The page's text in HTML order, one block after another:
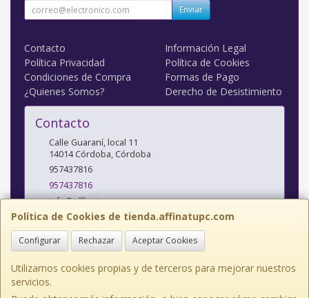
Política de Cookies de tienda.affinatupc.com
Configurar Rechazar Aceptar Cookies
Utilizamos cookies propias y de terceros para mejorar nuestros
servicios.
Enviar
Contacto
Información Legal
Política Privacidad
Política de Cookies
Condiciones de Compra
Formas de Pago
¿Quienes Somos?
Derecho de Desistimiento
Contacto
Calle Guaraní, local 11
14014 Córdoba, Córdoba
957437816
957437816
info@affinatupc.com
Horario
10:00 a 13:30 y 17:00 a 20:30h Lunes a Viernes